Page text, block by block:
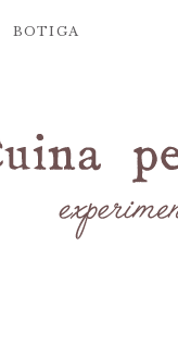
BOTIGA